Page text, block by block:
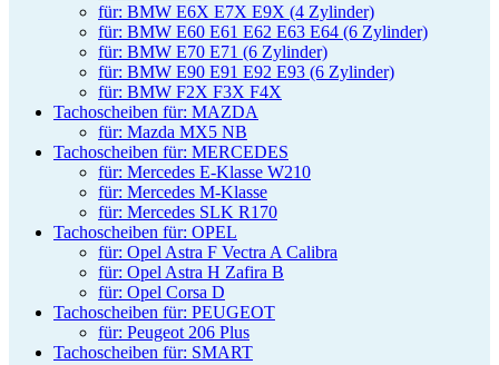
für: BMW E6X E7X E9X (4 Zylinder)
für: BMW E60 E61 E62 E63 E64 (6 Zylinder)
für: BMW E70 E71 (6 Zylinder)
für: BMW E90 E91 E92 E93 (6 Zylinder)
für: BMW F2X F3X F4X
Tachoscheiben für: MAZDA
für: Mazda MX5 NB
Tachoscheiben für: MERCEDES
für: Mercedes E-Klasse W210
für: Mercedes M-Klasse
für: Mercedes SLK R170
Tachoscheiben für: OPEL
für: Opel Astra F Vectra A Calibra
für: Opel Astra H Zafira B
für: Opel Corsa D
Tachoscheiben für: PEUGEOT
für: Peugeot 206 Plus
Tachoscheiben für: SMART